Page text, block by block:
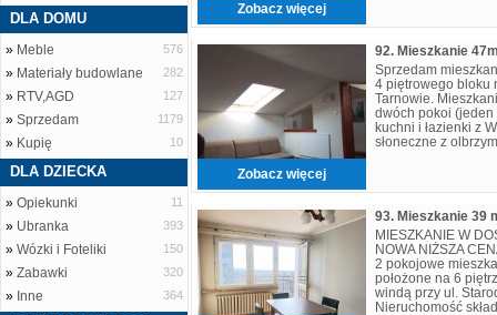
DLA DOMU
» Meble 576
» Materiały budowlane 282
» RTV,AGD 127
» Sprzedam 1179
» Kupię 10
DLA DZIECKA
» Opiekunki 11
» Ubranka 393
» Wózki i Foteliki 150
» Zabawki 320
» Inne 364
Zobacz więcej
Zobacz więcej
Sprzedam
4 piętrowego bloku
Tarnowie.
dwóch pokoi
kuchni i łazienki z
słoneczne z
MIESZKANIE W
NOWA NIŻSZA
2 pokojowe
położone na 6
windą przy ul.
Nieruchomość